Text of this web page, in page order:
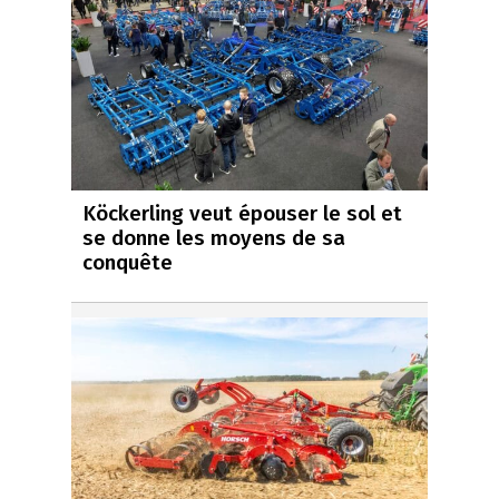
Köckerling veut épouser le sol et
se donne les moyens de sa
conquête